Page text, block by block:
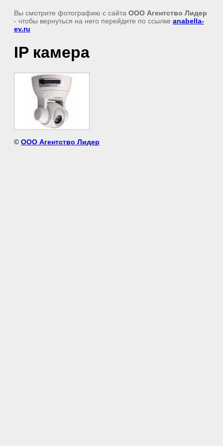
Вы смотрите фотографию с сайта ООО Агентство Лидер
- чтобы вернуться на него перейдите по ссылке anabella-
ev.ru
IP камера
© ООО Агентство Лидер